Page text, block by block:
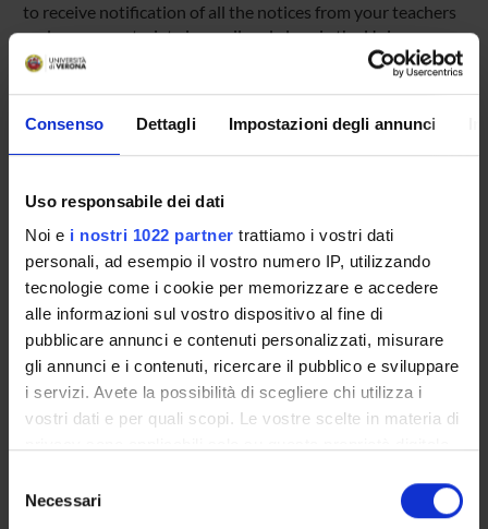
Consenso Dettagli Impostazioni degli annunci
Uso responsabile dei dati
Noi e i nostri 1022 partner trattiamo i vostri dati
personali, ad esempio il vostro numero IP, utilizzando
tecnologie come i cookie per memorizzare e accedere
alle informazioni sul vostro dispositivo al fine di
pubblicare annunci e contenuti personalizzati, misurare
gli annunci e i contenuti, ricercare il pubblico e sviluppare
i servizi. Avete la possibilità di scegliere chi utilizza i
vostri dati e per quali scopi. Le vostre scelte in materia di
modificare o revocare il proprio consenso in qualsiasi
momento dalla Dichiarazione sui cookie o facendo clic
delNecessari
to receive notification of all the notices from your teachers
and your secretariat via email and also via the Univr app.
MYUNIVR
Didactic plan and student's guide
Lesson timetable
Exam calendar
Notices
Thesis and internship proposals
Governing bodies
Faculty staff
Documents